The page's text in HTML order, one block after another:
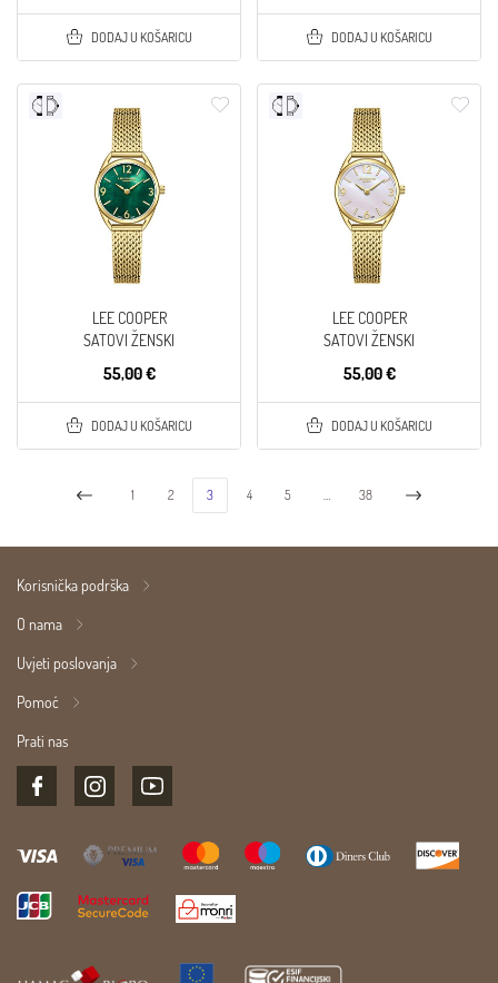
DODAJ U KOŠARICU DODAJ U KOŠARICU
LEE COOPER
SATOVI ŽENSKI
55,00 €
DODAJ U KOŠARICU
LEE COOPER
SATOVI ŽENSKI
55,00 €
DODAJ U KOŠARICU
1 2 3 4 5 … 38
Korisnička podrška
O nama
Uvjeti poslovanja
Pomoć
Prati nas